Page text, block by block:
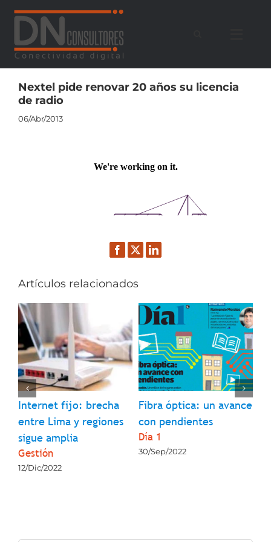
contenido
Nextel pide renovar 20 años su licencia
de radio
06/Abr/2013
Facebook
TwitterLinkedIn
Artículos relacionados
Internet fijo: brecha
entre Lima y regiones
sigue amplia
Gestión
12/Dic/2022
Fibra óptica: un avance
con pendientes
Día 1
30/Sep/2022